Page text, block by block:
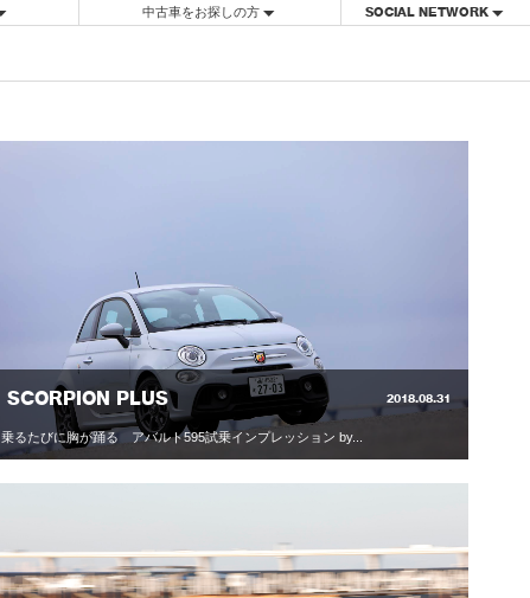
中古車をお探しの方 SOCIAL NETWORK
SCORPION PLUS 2018.08.31
乗るたびに胸が踊る アバルト595試乗インプレッション by...